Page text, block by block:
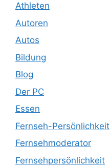
Athleten
Autoren
Autos
Bildung
Blog
Der PC
Essen
Fernseh-Persönlichkeit
Fernsehmoderator
Fernsehpersönlichkeit